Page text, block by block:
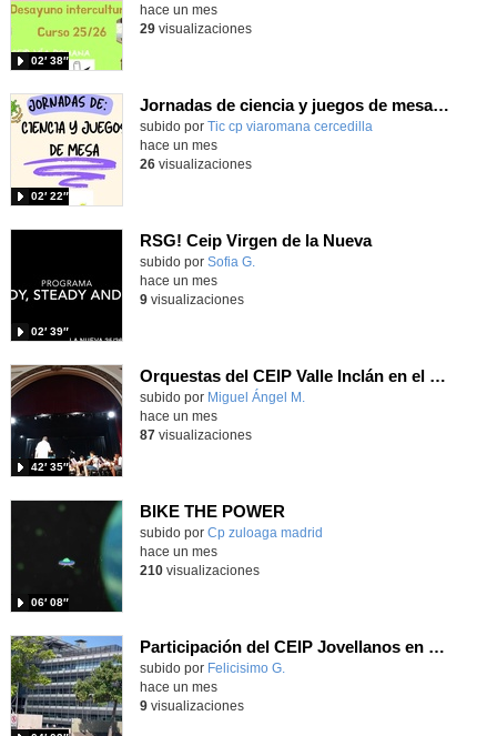
02′ 38″
hace un mes
29visualizaciones
Jornadas de ciencia y juegos de mesa CEIP Vía Romana 25/26
subido por Tic cp viaromana cercedilla
02′ 22″
hace un mes
26visualizaciones
RSG! Ceip Virgen de la Nueva
Contenido educativo.
subido por Sofia G.
02′ 39″
hace un mes
9visualizaciones
Orquestas del CEIP Valle Inclán en el IES Ramiro de Maeztu
Contenido educativo.
subido por Miguel Ángel M.
42′ 35″
hace un mes
87visualizaciones
BIKE THE POWER
Contenido educativo.
subido por Cp zuloaga madrid
06′ 08″
hace un mes
210visualizaciones
Participación del CEIP Jovellanos en el festival RetoTech en junio de 2026
Contenido educativo.
subido por Felicisimo G.
hace un mes
9visualizaciones